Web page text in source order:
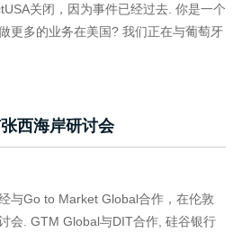
关闭，因为事件已经过去. 你是一个
更多的业务在美国? 我们正在与葡萄牙
西海岸研讨会
与Go to Market Global合作，在伦敦
会. GTM Global与DIT合作, 硅谷银行